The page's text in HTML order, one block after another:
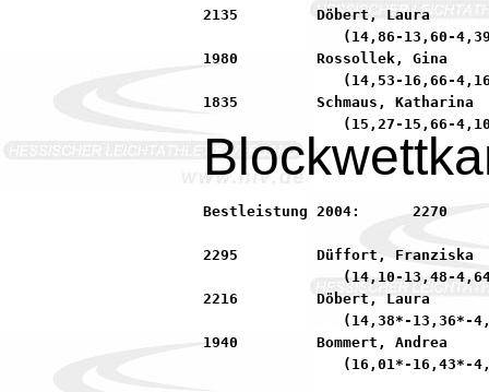
2135         Döbert, Laura
(14,86-13,60-
1980         Rossollek, Gina
(14,53-16,66-
1835         Schmaus,
Bestleistung 2004:	2270         Rückert, Fiona          90 LG MINIMAX Seligenstad
2295         Düffort, Franziska
(14,10-13,48-
2216         Döbert, Laura
(14,38*-13,36*-
1940         Bommert, Andrea